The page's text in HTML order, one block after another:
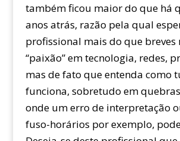
também ficou maior do que há
anos atrás, razão pela qual
profissional mais do que breves
“paixão” em tecnologia, redes,
mas de fato que entenda como
funciona, sobretudo em
onde um erro de interpretação
fuso-horários por exemplo,